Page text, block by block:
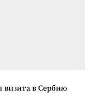
визита в Сербию